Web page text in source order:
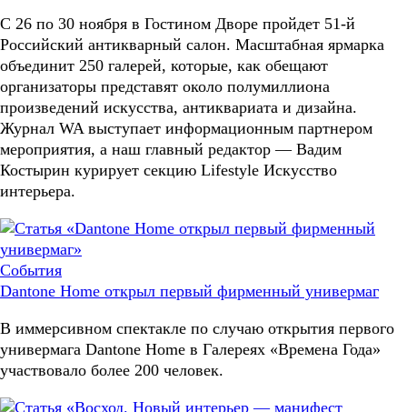
С 26 по 30 ноября в Гостином Дворе пройдет 51-й
Российский антикварный салон. Масштабная ярмарка
объединит 250 галерей, которые, как обещают
организаторы представят около полумиллиона
произведений искусства, антиквариата и дизайна.
Журнал WA выступает информационным партнером
мероприятия, а наш главный редактор — Вадим
Костырин курирует секцию Lifestyle Искусство
интерьера.
События
Dantone Home открыл первый фирменный универмаг
В иммерсивном спектакле по случаю открытия первого
универмага Dantone Home в Галереях «Времена Года»
участвовало более 200 человек.